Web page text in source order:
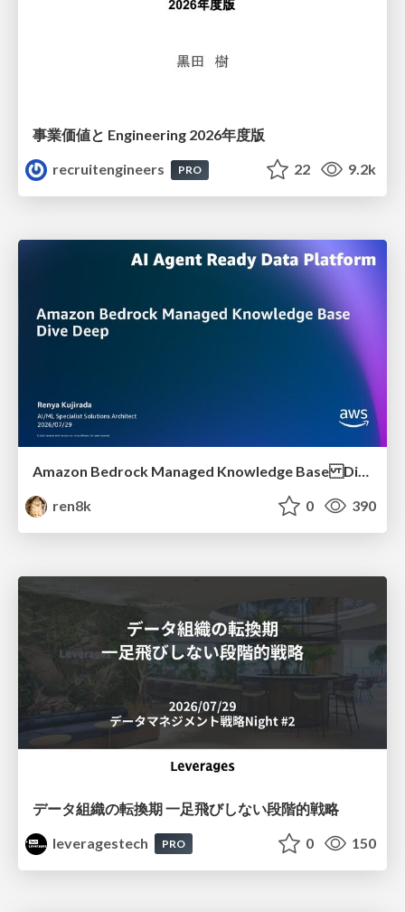
事業価値と Engineering 2026年度版
recruitengineers
PRO 22 9.2k
Amazon Bedrock Managed Knowledge Base Dive Deep
ren8k
0 390
データ組織の転換期 一足飛びしない段階的戦略
leveragestech
PRO 0 150